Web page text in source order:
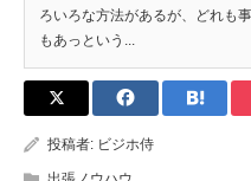
ろいろな方法があるが、どれも
もあっという...
投稿者: ビジホ侍